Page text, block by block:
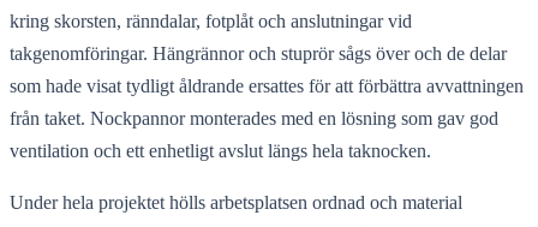
kring skorsten, ränndalar, fotplåt och anslutningar vid
takgenomföringar. Hängrännor och stuprör sågs över och de delar
som hade visat tydligt åldrande ersattes för att förbättra avvattningen
från taket. Nockpannor monterades med en lösning som gav god
ventilation och ett enhetligt avslut längs hela taknocken.
Under hela projektet hölls arbetsplatsen ordnad och material